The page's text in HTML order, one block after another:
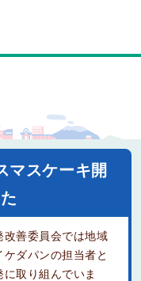
マスケーキ開
改善委員会では地域
ダパンの担当者と
取り組んでいま